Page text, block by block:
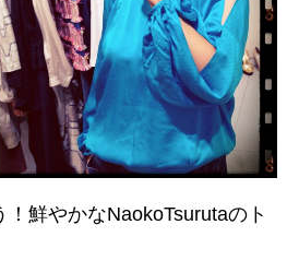
！鮮やかなNaokoTsurutaのト